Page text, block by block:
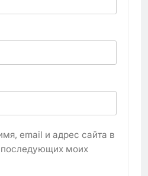
email и адрес сайта в
последующих моих